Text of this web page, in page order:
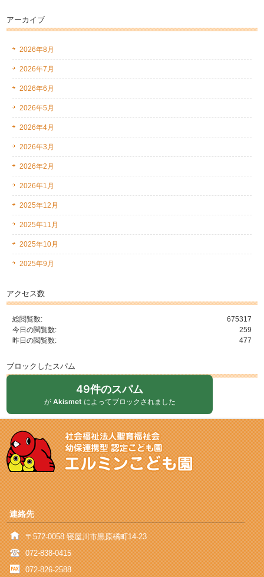
アーカイブ
2026年8月
2026年7月
2026年6月
2026年5月
2026年4月
2026年3月
2026年2月
2026年1月
2025年12月
2025年11月
2025年10月
2025年9月
アクセス数
675317
総閲覧数:
259
今日の閲覧数:
477
昨日の閲覧数:
ブロックしたスパム
49件のスパム
が Akismet によってブロックされました
連絡先
〒572-0058 寝屋川市黒原橘町14-23
072-838-0415
072-826-2588